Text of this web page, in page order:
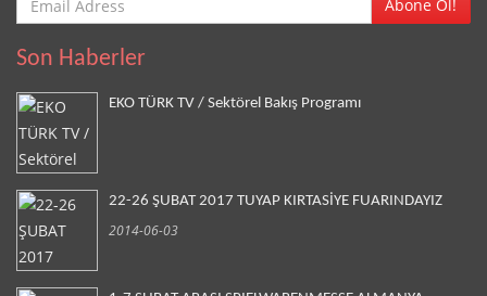
Abone Ol!
Son Haberler
EKO TÜRK TV / Sektörel Bakış Programı
22-26 ŞUBAT 2017 TUYAP KIRTASİYE FUARINDAYIZ
2014-06-03